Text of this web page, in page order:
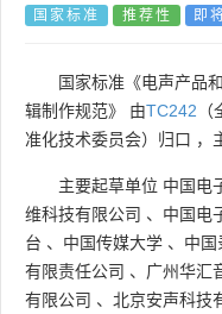
国外标准
国家标准 推荐性 即
国家标准《电声产品
辑制作规范》 由TC242
准化技术委员会）归口 ，
主要起草单位 中国电
维科技有限公司 、 中国电
台 、 中国传媒大学 、 中国
有限责任公司 、 广州华汇
有限公司 、 北京安声科技